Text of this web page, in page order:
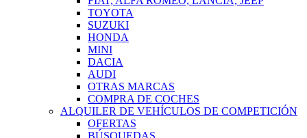
TOYOTA
SUZUKI
HONDA
MINI
DACIA
AUDI
OTRAS MARCAS
COMPRA DE COCHES
ALQUILER DE VEHÍCULOS DE COMPETICIÓN
OFERTAS
BÚSQUEDAS